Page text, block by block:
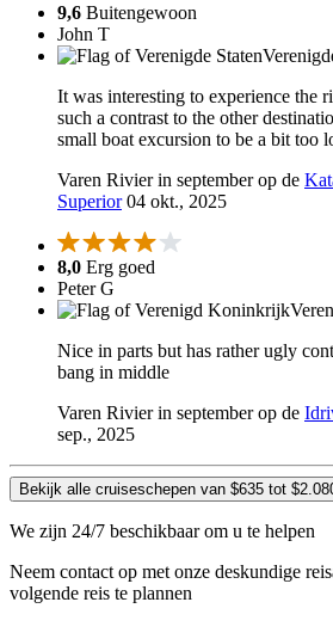
9,6 Buitengewoon
John T
It was interesting to experience the
such a contrast to the other
small boat excursion to be a bit too
Varen Rivier in september op de
Superior 04 okt., 2025
8,0 Erg goed
Peter G
Nice in parts but has rather ugly
bang in middle
Varen Rivier in september op de
sep., 2025
Bekijk alle cruiseschepen van $635 tot
We zijn 24/7 beschikbaar om u te helpen
Neem contact op met onze deskundige
volgende reis te plannen